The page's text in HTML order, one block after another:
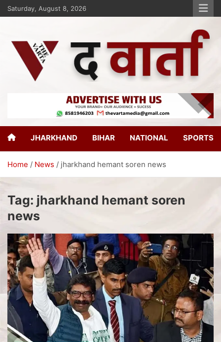
Saturday, August 8, 2026
The Varta
JHARKHAND BIHAR NATIONAL SPORTS
Home News jharkhand hemant soren news
Tag: jharkhand hemant soren
news